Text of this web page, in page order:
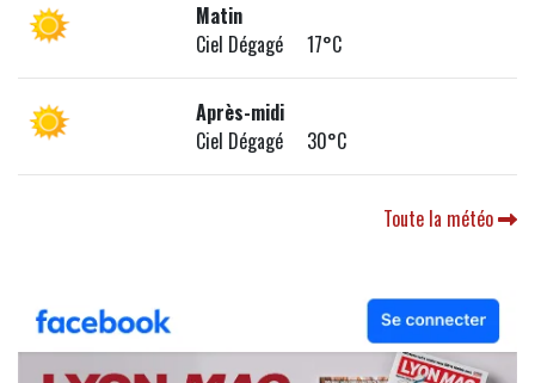
Matin
Ciel Dégagé 17°C
Après-midi
Ciel Dégagé 30°C
Toute la météo